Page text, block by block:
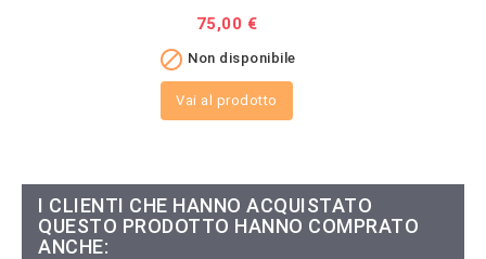
Prezzo
75,00 €
 Non disponibile
Vai al prodotto
I CLIENTI CHE HANNO ACQUISTATO
QUESTO PRODOTTO HANNO COMPRATO
ANCHE: